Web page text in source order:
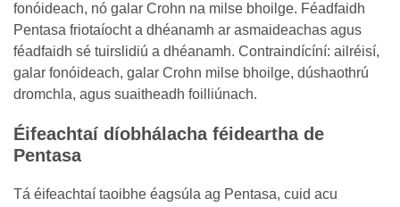
fonóideach, nó galar Crohn na milse bhoilge. Féadfaidh
Pentasa friotaíocht a dhéanamh ar asmaideachas agus
féadfaidh sé tuirslidiú a dhéanamh. Contraindícíní: ailréisí,
galar fonóideach, galar Crohn milse bhoilge, dúshaothrú
dromchla, agus suaitheadh foilliúnach.
Éifeachtaí díobhálacha féideartha de
Pentasa
Tá éifeachtaí taoibhe éagsúla ag Pentasa, cuid acu